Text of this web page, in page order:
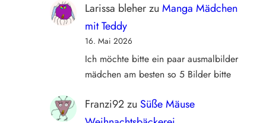
Larissa bleherzu Manga Mädchen
mit Teddy
16. Mai 2026
Ich möchte bitte ein paar ausmalbilder
mädchen am besten so 5 Bilder bitte
Franzi92zu Süße Mäuse